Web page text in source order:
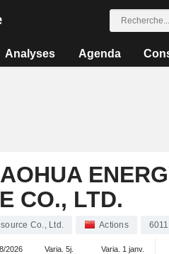
Analyses Agenda
CO., LTD.
Co., Ltd. Actions
2026 Varia. 5j. Varia. 1 janv.